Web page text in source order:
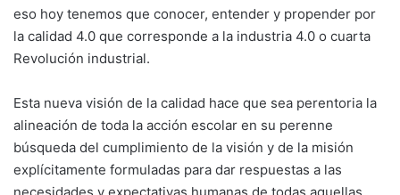
eso hoy tenemos que conocer, entender y propender por
la calidad 4.0 que corresponde a la industria 4.0 o cuarta
Revolución industrial.
Esta nueva visión de la calidad hace que sea perentoria la
alineación de toda la acción escolar en su perenne
búsqueda del cumplimiento de la visión y de la misión
explícitamente formuladas para dar respuestas a las
necesidades y expectativas humanas de todas aquellas